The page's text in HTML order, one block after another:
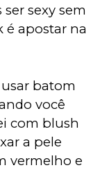
sexy sem
é apostar na
batom
você
com blush
a pele
vermelho e